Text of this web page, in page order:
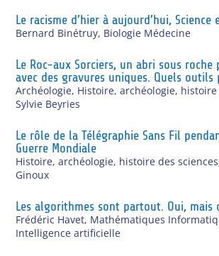
Le racisme d’hier à aujourd’hui, Science
Bernard Binétruy, Biologie Médecine
Le Roc-aux Sorciers, un abri sous
avec des gravures uniques. Quels
Archéologie, Histoire, archéologie, histoire
Sylvie Beyries
Le rôle de la Télégraphie Sans Fil
Guerre Mondiale
Histoire, archéologie, histoire des sciences
Ginoux
Les algorithmes sont partout. Oui, mais
Frédéric Havet, Mathématiques
Intelligence artificielle